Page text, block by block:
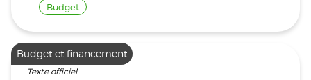
Budget
Budget et financement
Texte officiel